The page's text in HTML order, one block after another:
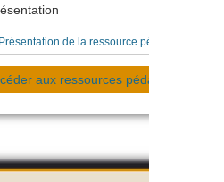
de la ressource pédagogique
aux ressources pédagogiques